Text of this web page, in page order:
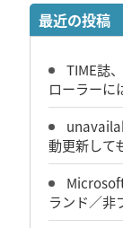
最近の投稿
TIME誌
ローラー
動更新して
ランド／非